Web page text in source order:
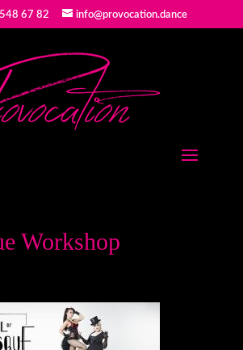
67 82 info@provocation.dance
Workshop